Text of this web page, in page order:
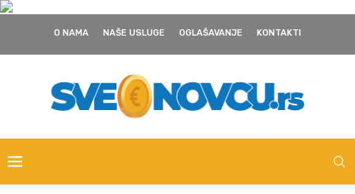
O NAMA NAŠE USLUGE OGLAŠAVANJE KONTAKTI